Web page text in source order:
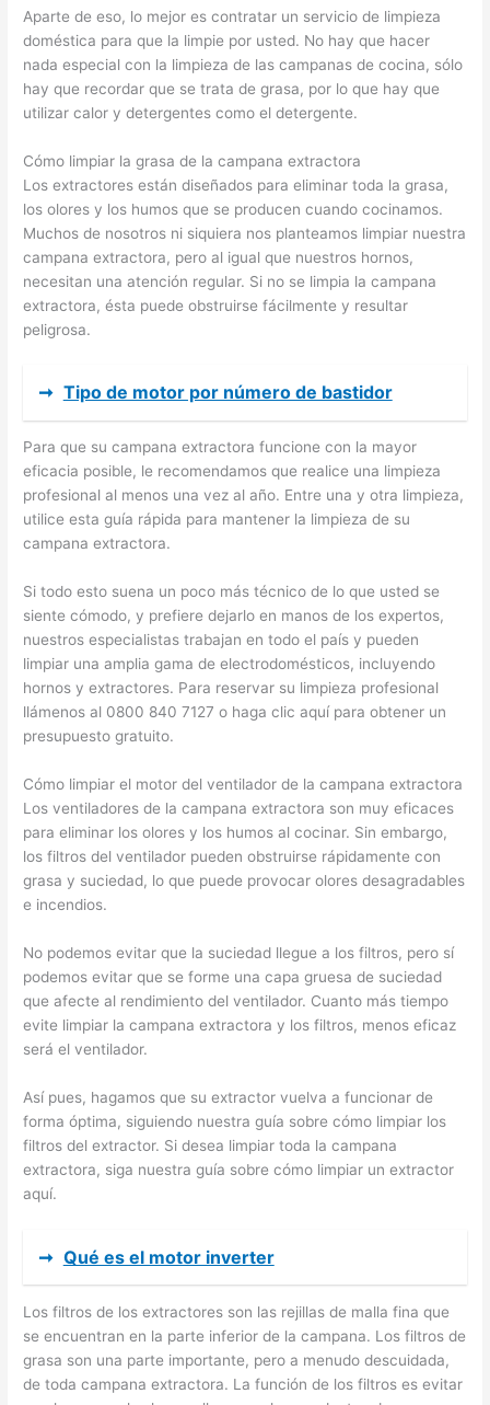
Aparte de eso, lo mejor es contratar un servicio de limpieza
doméstica para que la limpie por usted. No hay que hacer
nada especial con la limpieza de las campanas de cocina, sólo
hay que recordar que se trata de grasa, por lo que hay que
utilizar calor y detergentes como el detergente.
Cómo limpiar la grasa de la campana extractora
Los extractores están diseñados para eliminar toda la grasa,
los olores y los humos que se producen cuando cocinamos.
Muchos de nosotros ni siquiera nos planteamos limpiar nuestra
campana extractora, pero al igual que nuestros hornos,
necesitan una atención regular. Si no se limpia la campana
extractora, ésta puede obstruirse fácilmente y resultar
peligrosa.
➞ Tipo de motor por número de bastidor
Para que su campana extractora funcione con la mayor
eficacia posible, le recomendamos que realice una limpieza
profesional al menos una vez al año. Entre una y otra limpieza,
utilice esta guía rápida para mantener la limpieza de su
campana extractora.
Si todo esto suena un poco más técnico de lo que usted se
siente cómodo, y prefiere dejarlo en manos de los expertos,
nuestros especialistas trabajan en todo el país y pueden
limpiar una amplia gama de electrodomésticos, incluyendo
hornos y extractores. Para reservar su limpieza profesional
llámenos al 0800 840 7127 o haga clic aquí para obtener un
presupuesto gratuito.
Cómo limpiar el motor del ventilador de la campana extractora
Los ventiladores de la campana extractora son muy eficaces
para eliminar los olores y los humos al cocinar. Sin embargo,
los filtros del ventilador pueden obstruirse rápidamente con
grasa y suciedad, lo que puede provocar olores desagradables
e incendios.
No podemos evitar que la suciedad llegue a los filtros, pero sí
podemos evitar que se forme una capa gruesa de suciedad
que afecte al rendimiento del ventilador. Cuanto más tiempo
evite limpiar la campana extractora y los filtros, menos eficaz
será el ventilador.
Así pues, hagamos que su extractor vuelva a funcionar de
forma óptima, siguiendo nuestra guía sobre cómo limpiar los
filtros del extractor. Si desea limpiar toda la campana
extractora, siga nuestra guía sobre cómo limpiar un extractor
aquí.
➞ Qué es el motor inverter
Los filtros de los extractores son las rejillas de malla fina que
se encuentran en la parte inferior de la campana. Los filtros de
grasa son una parte importante, pero a menudo descuidada,
de toda campana extractora. La función de los filtros es evitar